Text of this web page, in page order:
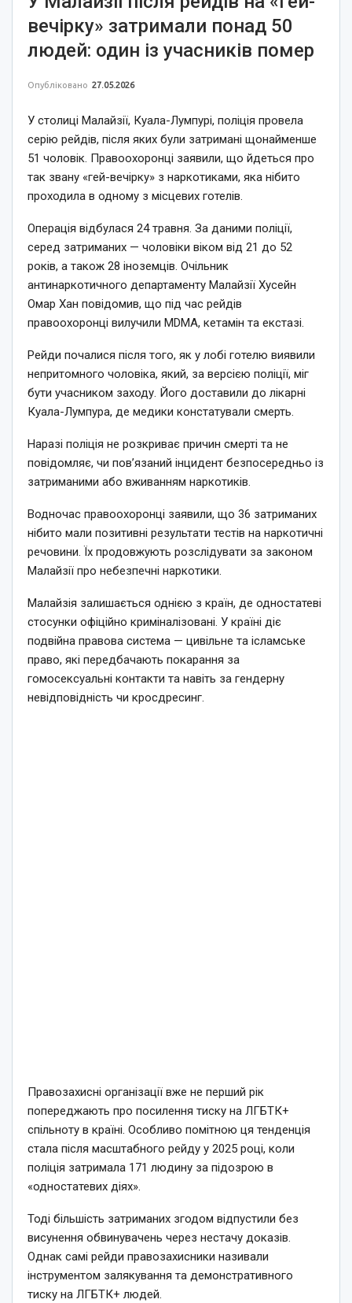
вечірку» затримали понад 50
людей: один із учасників помер
Опубліковано 27.05.2026
У столиці Малайзії, Куала-Лумпурі, поліція провела
серію рейдів, після яких були затримані щонайменше
51 чоловік. Правоохоронці заявили, що йдеться про
так звану «гей-вечірку» з наркотиками, яка нібито
проходила в одному з місцевих готелів.
Операція відбулася 24 травня. За даними поліції,
серед затриманих — чоловіки віком від 21 до 52
років, а також 28 іноземців. Очільник
антинаркотичного департаменту Малайзії Хусейн
Омар Хан повідомив, що під час рейдів
правоохоронці вилучили MDMA, кетамін та екстазі.
Рейди почалися після того, як у лобі готелю виявили
непритомного чоловіка, який, за версією поліції, міг
бути учасником заходу. Його доставили до лікарні
Куала-Лумпура, де медики констатували смерть.
Наразі поліція не розкриває причин смерті та не
повідомляє, чи пов’язаний інцидент безпосередньо із
затриманими або вживанням наркотиків.
Водночас правоохоронці заявили, що 36 затриманих
нібито мали позитивні результати тестів на наркотичні
речовини. Їх продовжують розслідувати за законом
Малайзії про небезпечні наркотики.
Малайзія залишається однією з країн, де одностатеві
стосунки офіційно криміналізовані. У країні діє
подвійна правова система — цивільне та ісламське
право, які передбачають покарання за
гомосексуальні контакти та навіть за гендерну
невідповідність чи кросдресинг.
Правозахисні організації вже не перший рік
попереджають про посилення тиску на ЛГБТК+
спільноту в країні. Особливо помітною ця тенденція
стала після масштабного рейду у 2025 році, коли
поліція затримала 171 людину за підозрою в
«одностатевих діях».
Тоді більшість затриманих згодом відпустили без
висунення обвинувачень через нестачу доказів.
Однак самі рейди правозахисники називали
інструментом залякування та демонстративного
тиску на ЛГБТК+ людей.